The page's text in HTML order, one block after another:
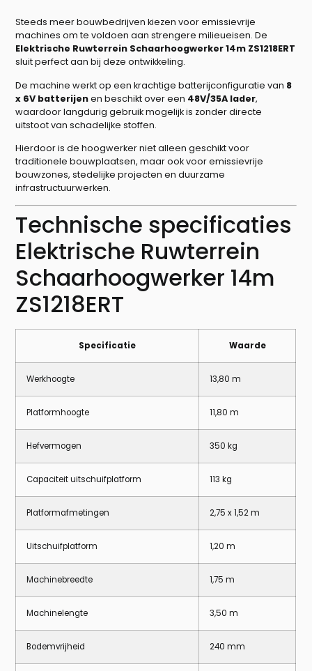
Steeds meer bouwbedrijven kiezen voor emissievrije
machines om te voldoen aan strengere milieueisen. De
Elektrische Ruwterrein Schaarhoogwerker 14m ZS1218ERT
sluit perfect aan bij deze ontwikkeling.
De machine werkt op een krachtige batterijconfiguratie van 8
x 6V batterijenen beschikt over een 48V/35A lader,
waardoor langdurig gebruik mogelijk is zonder directe
uitstoot van schadelijke stoffen.
Hierdoor is de hoogwerker niet alleen geschikt voor
traditionele bouwplaatsen, maar ook voor emissievrije
bouwzones, stedelijke projecten en duurzame
infrastructuurwerken.
Technische specificaties
Elektrische Ruwterrein
Schaarhoogwerker 14m
ZS1218ERT
Specificatie Waarde
Werkhoogte 13,80 m
Platformhoogte 11,80 m
Hefvermogen 350 kg
Capaciteit uitschuifplatform 113 kg
Platformafmetingen 2,75 x 1,52 m
Uitschuifplatform 1,20 m
Machinebreedte 1,75 m
Machinelengte 3,50 m
Bodemvrijheid 240 mm